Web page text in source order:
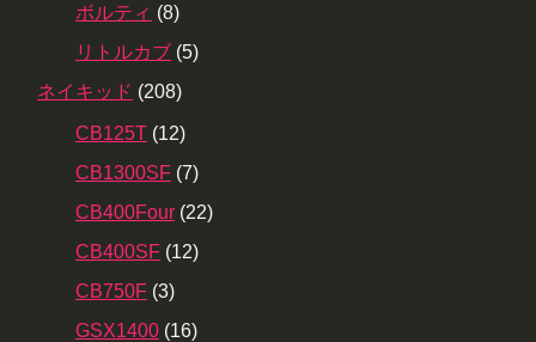
ボルティ (8)
リトルカブ (5)
ネイキッド (208)
CB125T (12)
CB1300SF (7)
CB400Four (22)
CB400SF (12)
CB750F (3)
GSX1400 (16)